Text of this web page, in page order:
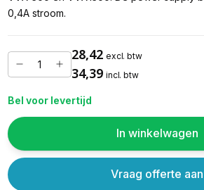
0,4A stroom.
28,42 excl. btw
34,39 incl. btw
Bel voor levertijd
In winkelwagen
Vraag offerte aan